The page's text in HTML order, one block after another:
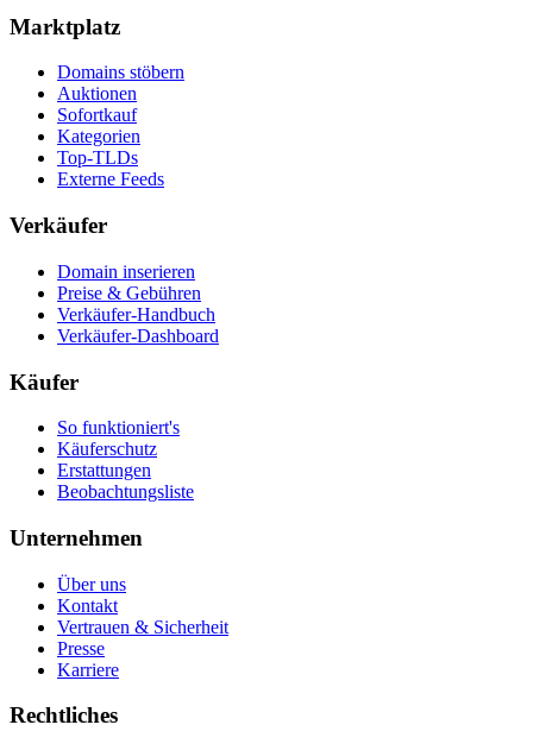
Marktplatz
Domains stöbern
Auktionen
Sofortkauf
Kategorien
Top-TLDs
Externe Feeds
Verkäufer
Domain inserieren
Preise & Gebühren
Verkäufer-Handbuch
Verkäufer-Dashboard
Käufer
So funktioniert's
Käuferschutz
Erstattungen
Beobachtungsliste
Unternehmen
Über uns
Kontakt
Vertrauen & Sicherheit
Presse
Karriere
Rechtliches